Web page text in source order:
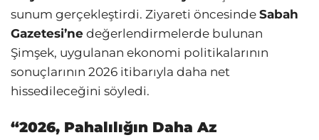
sunum gerçekleştirdi. Ziyareti öncesinde Sabah
Gazetesi’ne değerlendirmelerde bulunan
Şimşek, uygulanan ekonomi politikalarının
sonuçlarının 2026 itibarıyla daha net
hissedileceğini söyledi.
“2026, Pahalılığın Daha Az